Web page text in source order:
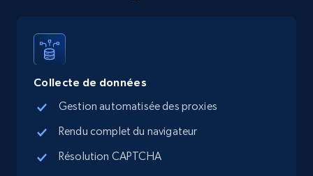
URL, Title, Available, Description, Currency, Initial
price, Final price, Discount percent, and more.
5.4K+ 668+
TikTok Shop - category
Collecte de données
Gestion automatisée des proxies
Rendu complet du navigateur
Résolution CAPTCHA